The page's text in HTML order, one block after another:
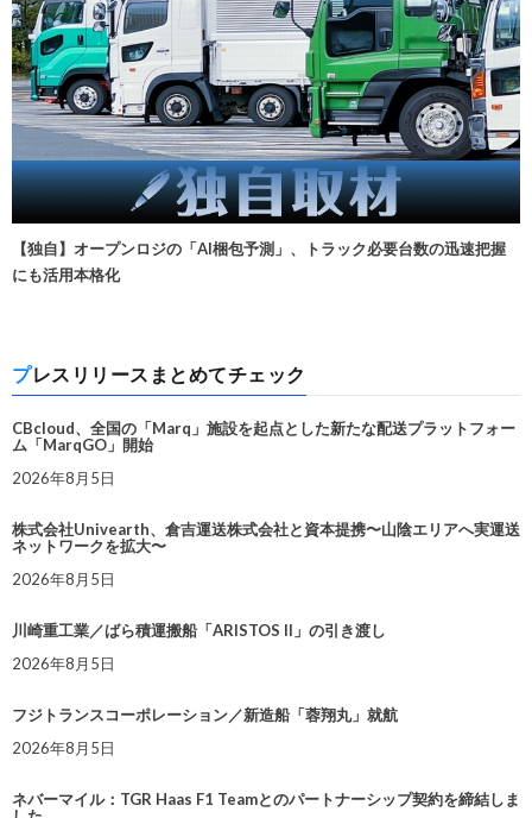
【独自】オープンロジの「AI梱包予測」、トラック必要台数の迅速把握
にも活用本格化
プレスリリースまとめてチェック
CBcloud、全国の「Marq」施設を起点とした新たな配送プラットフォー
ム「MarqGO」開始
2026年8月5日
株式会社Univearth、倉吉運送株式会社と資本提携〜山陰エリアへ実運送
ネットワークを拡大〜
2026年8月5日
川崎重工業／ばら積運搬船「ARISTOS II」の引き渡し
2026年8月5日
フジトランスコーポレーション／新造船「蓉翔丸」就航
2026年8月5日
ネバーマイル：TGR Haas F1 Teamとのパートナーシップ契約を締結しま